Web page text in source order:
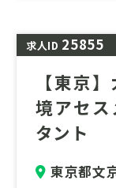
を支える高
のエンジニ
勤務地は現
福島）、関
能です。
求人ID 25855
【東京
境アセ
タント
東京都文